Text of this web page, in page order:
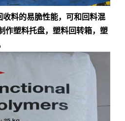
收料的易脆性能，可和回料混
作塑料托盘，塑料回转箱，塑